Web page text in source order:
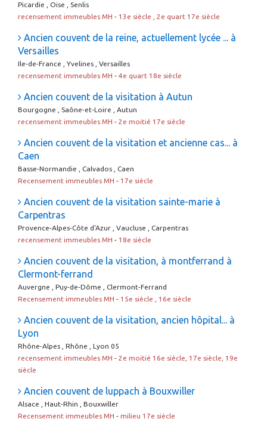
Picardie , Oise , Senlis
recensement immeubles MH - 13e siècle , 2e quart 17e siècle
Ancien couvent de la reine, actuellement lycée ... à
Versailles
Ile-de-France , Yvelines , Versailles
recensement immeubles MH - 4e quart 18e siècle
Ancien couvent de la visitation à Autun
Bourgogne , Saône-et-Loire , Autun
recensement immeubles MH - 2e moitié 17e siècle
Ancien couvent de la visitation et ancienne cas... à
Caen
Basse-Normandie , Calvados , Caen
Recensement immeubles MH - 17e siècle
Ancien couvent de la visitation sainte-marie à
Carpentras
Provence-Alpes-Côte d'Azur , Vaucluse , Carpentras
recensement immeubles MH - 18e siècle
Ancien couvent de la visitation, à montferrand à
Clermont-ferrand
Auvergne , Puy-de-Dôme , Clermont-Ferrand
Recensement immeubles MH - 15e siècle , 16e siècle
Ancien couvent de la visitation, ancien hôpital... à
Lyon
Rhône-Alpes , Rhône , Lyon 05
recensement immeubles MH - 2e moitié 16e siècle, 17e siècle, 19e
siècle
Ancien couvent de luppach à Bouxwiller
Alsace , Haut-Rhin , Bouxwiller
Recensement immeubles MH - milieu 17e siècle